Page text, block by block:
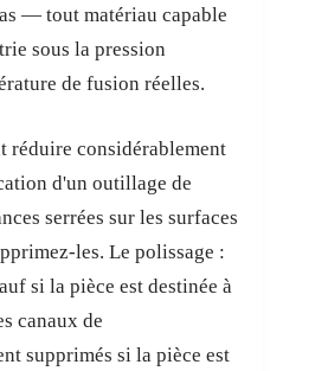
— tout matériau capable
sous la pression
de fusion réelles.
réduire considérablement
d'un outillage de
serrées sur les surfaces
les. Le polissage :
si la pièce est destinée à
canaux de
supprimés si la pièce est